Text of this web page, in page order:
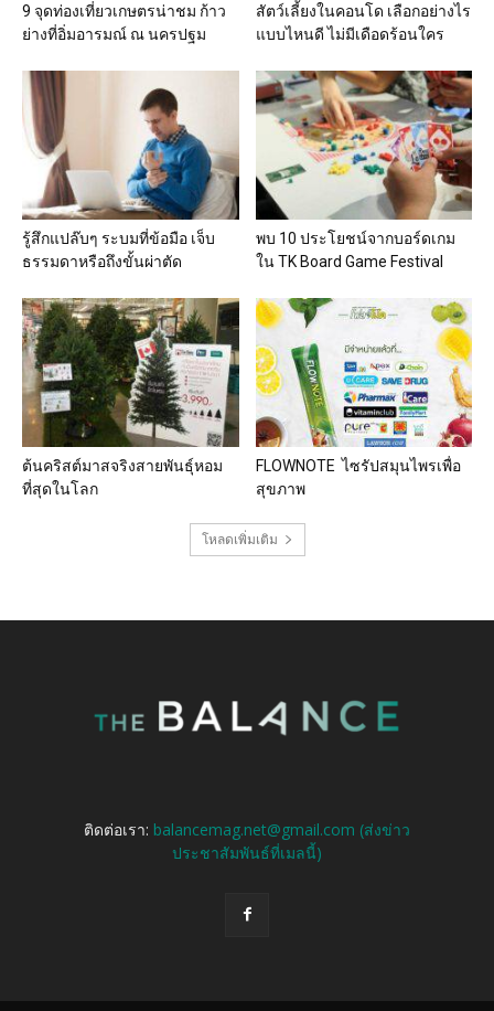
9 จุดท่องเที่ยวเกษตรน่าชม ก้าว
ย่างที่อิ่มอารมณ์ ณ นครปฐม
สัตว์เลี้ยงในคอนโด เลือกอย่างไร
แบบไหนดี ไม่มีเดือดร้อนใคร
รู้สึกแปล๊บๆ ระบมที่ข้อมือ เจ็บ
ธรรมดาหรือถึงขั้นผ่าตัด
พบ 10 ประโยชน์จากบอร์ดเกม
ใน TK Board Game Festival
ต้นคริสต์มาสจริงสายพันธุ์หอม
ที่สุดในโลก
FLOWNOTE ไซรัปสมุนไพรเพื่อ
สุขภาพ
โหลดเพิ่มเติม
ติดต่อเรา: balancemag.net@gmail.com (ส่งข่าว
ประชาสัมพันธ์ที่เมลนี้)